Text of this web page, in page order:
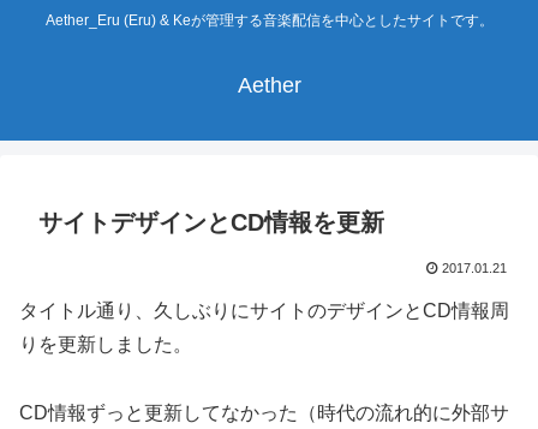
Aether_Eru (Eru) & Keが管理する音楽配信を中心としたサイトです。
Aether
サイトデザインとCD情報を更新
2017.01.21
タイトル通り、久しぶりにサイトのデザインとCD情報周
りを更新しました。
CD情報ずっと更新してなかった（時代の流れ的に外部サ